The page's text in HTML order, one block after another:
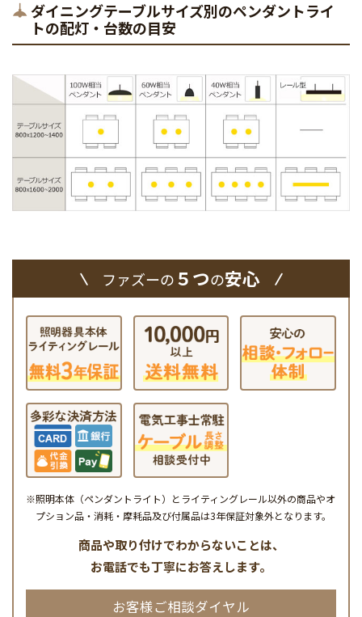
ダイニングテーブルサイズ別のペンダントライ
トの配灯・台数の目安
ファズーの５つの安心
※照明本体（ペンダントライト）とライティングレール以外の商品やオ
プション品・消耗・摩耗品及び付属品は3年保証対象外となります。
商品や取り付けでわからないことは、
お電話でも丁寧にお答えします。
お客様ご相談ダイヤル